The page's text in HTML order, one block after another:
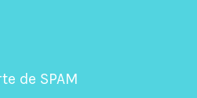
de SPAM